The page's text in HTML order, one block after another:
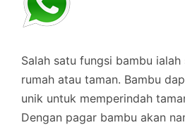
Salah satu fungsi bambu
rumah atau taman. Bambu
unik untuk memperindah
Dengan pagar bambu akan